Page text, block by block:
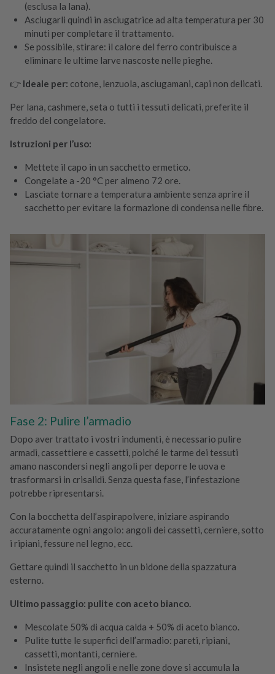
(esclusa la lana).
Asciugarli quindi in asciugatrice ad alta temperatura per 30
minuti per completare il trattamento.
Se possibile, stirare: il calore del ferro contribuisce a
eliminare le ultime larve nascoste nelle pieghe.
👉 Ideale per: cotone, lenzuola, asciugamani, capi non delicati.
Per lana, cashmere, seta o tutti i tessuti delicati, preferite il
freddo del congelatore.
Istruzioni per l’uso:
Mettete il capo in un sacchetto ermetico.
Congelate a -20 °C per almeno 72 ore.
Lasciate tornare a temperatura ambiente senza aprire il
sacchetto per evitare la formazione di condensa nelle fibre.
Fase 2: Pulire l’armadio
Dopo aver trattato i vostri indumenti, è necessario pulire
armadi, cassettiere e cassetti, poiché le tarme dei tessuti
amano nascondersi negli angoli per deporre le uova e
trasformarsi in crisalidi. Senza questa fase, l’infestazione
potrebbe ripresentarsi.
Con la bocchetta dell’aspirapolvere, iniziare aspirando
accuratamente ogni angolo: angoli dei cassetti, cerniere, sotto
i ripiani, fessure nel legno, ecc.
Gettare quindi il sacchetto in un bidone della spazzatura
esterno.
Ultimo passaggio: pulite con aceto bianco.
Mescolate 50% di acqua calda + 50% di aceto bianco.
Pulite tutte le superfici dell’armadio: pareti, ripiani,
cassetti, montanti, cerniere.
Insistete negli angoli e nelle zone dove si accumula la